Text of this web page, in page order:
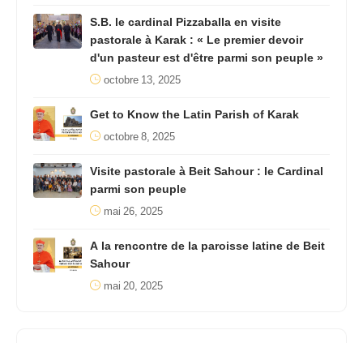
S.B. le cardinal Pizzaballa en visite
pastorale à Karak : « Le premier devoir
d'un pasteur est d'être parmi son peuple »
octobre 13, 2025
Get to Know the Latin Parish of Karak
octobre 8, 2025
Visite pastorale à Beit Sahour : le Cardinal
parmi son peuple
mai 26, 2025
A la rencontre de la paroisse latine de Beit
Sahour
mai 20, 2025